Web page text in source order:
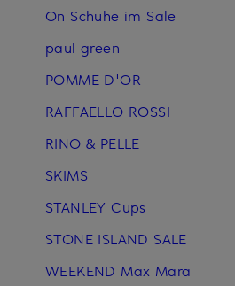
On Schuhe im Sale
paul green
POMME D'OR
RAFFAELLO ROSSI
RINO & PELLE
SKIMS
STANLEY Cups
STONE ISLAND SALE
WEEKEND Max Mara